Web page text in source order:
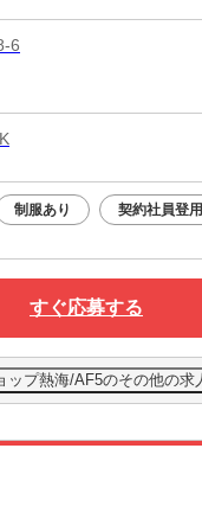
6
制服あり 契約社員登
すぐ応募する
プ熱海/AF5のその他の求